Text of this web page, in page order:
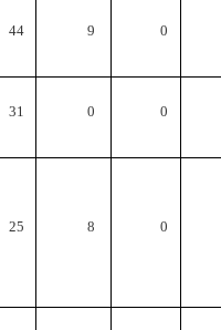
44 9 0
31 0 0
25 8 0